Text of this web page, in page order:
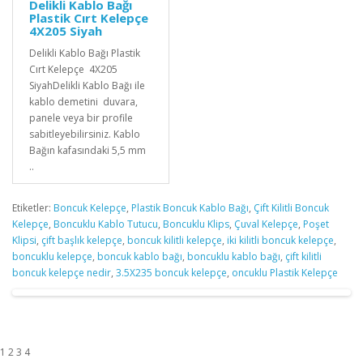
Delikli Kablo Bağı
Plastik Cırt Kelepçe
4X205 Siyah
Delikli Kablo Bağı Plastik
Cırt Kelepçe 4X205
SiyahDelikli Kablo Bağı ile
kablo demetini duvara,
panele veya bir profile
sabitleyebilirsiniz. Kablo
Bağın kafasındaki 5,5 mm
..
Etiketler: Boncuk Kelepçe, Plastik Boncuk Kablo Bağı, Çift Kilitli Boncuk
Kelepçe, Boncuklu Kablo Tutucu, Boncuklu Klips, Çuval Kelepçe, Poşet
Klipsi, çift başlık kelepçe, boncuk kilitli kelepçe, iki kilitli boncuk kelepçe,
boncuklu kelepçe, boncuk kablo bağı, boncuklu kablo bağı, çift kilitli
boncuk kelepçe nedir, 3.5X235 boncuk kelepçe, oncuklu Plastik Kelepçe
1 2 3 4